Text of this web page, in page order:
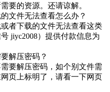
要的资源。还请谅解。
文件无法查看怎么办？
者下载的文件无法查看这类
jiyc2008）提供付款信息为
解压密码？
要解压密码，如个别文件需
页上标明了，请看一下网页